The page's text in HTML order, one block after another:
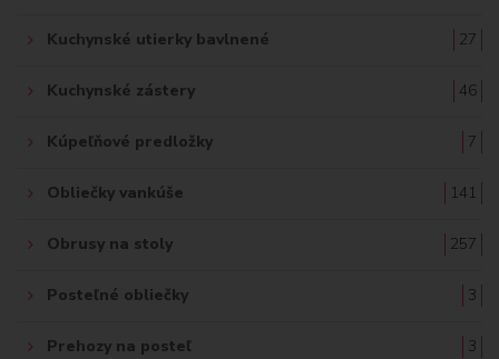
Kuchynské utierky bavlnené 27
Kuchynské zástery 46
Kúpeľňové predložky 7
Obliečky vankúše 141
Obrusy na stoly 257
Posteľné obliečky 3
Prehozy na posteľ 3